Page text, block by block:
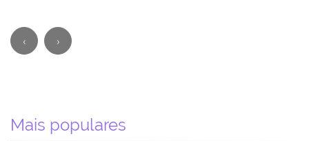
‹ ›
Mais populares